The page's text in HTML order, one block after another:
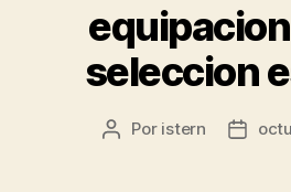
seleccion
Autor
Por istern
Fecha